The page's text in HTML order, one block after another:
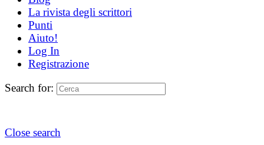
La rivista degli scrittori
Punti
Aiuto!
Log In
Registrazione
Search for:
Close search